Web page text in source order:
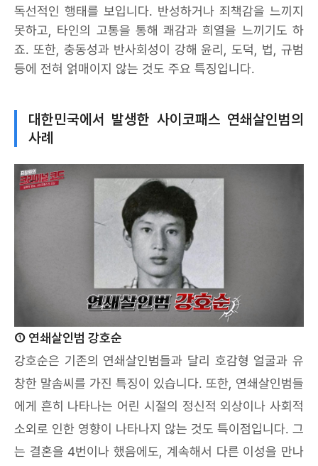
독선적인 행태를 보입니다. 반성하거나 죄책감을 느끼지
못하고, 타인의 고통을 통해 쾌감과 희열을 느끼기도 하
죠. 또한, 충동성과 반사회성이 강해 윤리, 도덕, 법, 규범
등에 전혀 얽매이지 않는 것도 주요 특징입니다.
대한민국에서 발생한 사이코패스 연쇄살인범의
사례
① 연쇄살인범 강호순
강호순은 기존의 연쇄살인범들과 달리 호감형 얼굴과 유
창한 말솜씨를 가진 특징이 있습니다. 또한, 연쇄살인범들
에게 흔히 나타나는 어린 시절의 정신적 외상이나 사회적
소외로 인한 영향이 나타나지 않는 것도 특이점입니다. 그
는 결혼을 4번이나 했음에도, 계속해서 다른 이성을 만나